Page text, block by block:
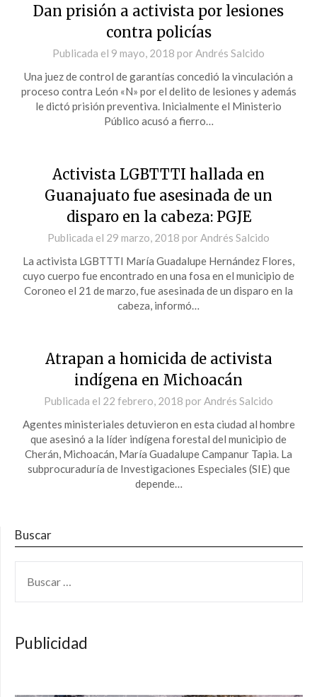
Dan prisión a activista por lesiones
contra policías
Publicada el 9 mayo, 2018 por Andrés Salcido
Una juez de control de garantías concedió la vinculación a
proceso contra León «N» por el delito de lesiones y además
le dictó prisión preventiva. Inicialmente el Ministerio
Público acusó a fierro…
Activista LGBTTTI hallada en
Guanajuato fue asesinada de un
disparo en la cabeza: PGJE
Publicada el 29 marzo, 2018 por Andrés Salcido
La activista LGBTTTI María Guadalupe Hernández Flores,
cuyo cuerpo fue encontrado en una fosa en el municipio de
Coroneo el 21 de marzo, fue asesinada de un disparo en la
cabeza, informó…
Atrapan a homicida de activista
indígena en Michoacán
Publicada el 22 febrero, 2018 por Andrés Salcido
Agentes ministeriales detuvieron en esta ciudad al hombre
que asesinó a la líder indígena forestal del municipio de
Cherán, Michoacán, María Guadalupe Campanur Tapia. La
subprocuraduría de Investigaciones Especiales (SIE) que
depende…
Buscar
Publicidad